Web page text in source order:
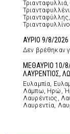
ΑΥΡΙΟ 9/8/2026
Δεν βρέθηκαν
ΜΕΘΑΥΡΙΟ 10/
ΛΑΥΡΕΝΤΙΟΣ,
Ευλαμπία,
Λάμπω, Ηρώ,
Λαυρέντιος,
Λαυρεντία,